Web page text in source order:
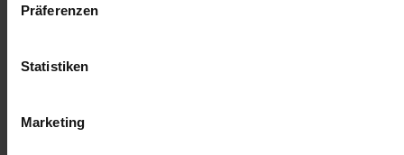
Präferenzen
Statistiken
Marketing